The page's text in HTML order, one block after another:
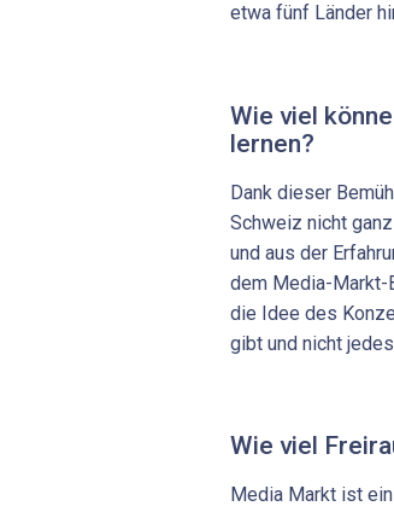
etwa fünf Länder
Wie viel
lernen?
Dank dieser
Schweiz nicht
und aus der
dem Media-Markt-
die Idee des
gibt und nicht
Wie viel
Media Markt ist